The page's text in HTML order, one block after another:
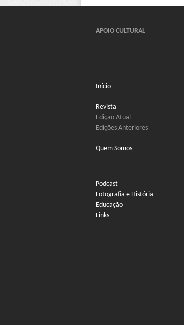
APOIO CULTURAL
Início
Revista
Edição Atual
Edições Anteriores
Quem Somos
Podcast
Fotografia e História
Educação
Links